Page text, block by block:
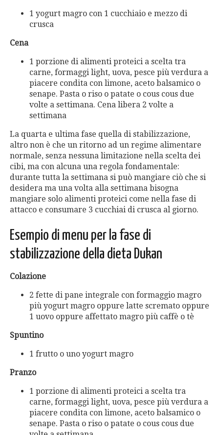
1 yogurt magro con 1 cucchiaio e mezzo di
crusca
Cena
1 porzione di alimenti proteici a scelta tra
carne, formaggi light, uova, pesce più verdura a
piacere condita con limone, aceto balsamico o
senape. Pasta o riso o patate o cous cous due
volte a settimana. Cena libera 2 volte a
settimana
La quarta e ultima fase quella di stabilizzazione,
altro non è che un ritorno ad un regime alimentare
normale, senza nessuna limitazione nella scelta dei
cibi, ma con alcuna una regola fondamentale:
durante tutta la settimana si può mangiare ciò che si
desidera ma una volta alla settimana bisogna
mangiare solo alimenti proteici come nella fase di
attacco e consumare 3 cucchiai di crusca al giorno.
Esempio di menu per la fase di
stabilizzazione della dieta Dukan
Colazione
2 fette di pane integrale con formaggio magro
più yogurt magro oppure latte scremato oppure
1 uovo oppure affettato magro più caffè o tè
Spuntino
1 frutto o uno yogurt magro
Pranzo
1 porzione di alimenti proteici a scelta tra
carne, formaggi light, uova, pesce più verdura a
piacere condita con limone, aceto balsamico o
senape. Pasta o riso o patate o cous cous due